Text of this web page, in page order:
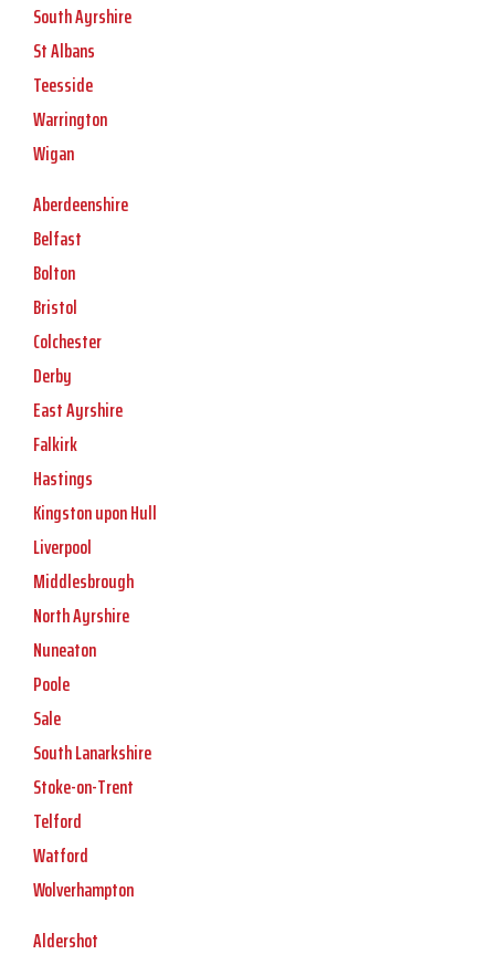
South Ayrshire
St Albans
Teesside
Warrington
Wigan
Aberdeenshire
Belfast
Bolton
Bristol
Colchester
Derby
East Ayrshire
Falkirk
Hastings
Kingston upon Hull
Liverpool
Middlesbrough
North Ayrshire
Nuneaton
Poole
Sale
South Lanarkshire
Stoke-on-Trent
Telford
Watford
Wolverhampton
Aldershot